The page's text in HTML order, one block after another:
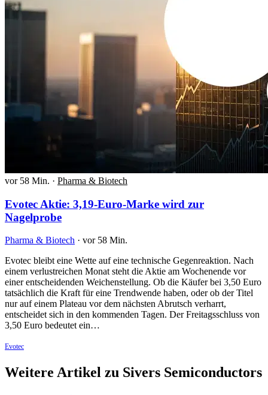
vor 58 Min. · Pharma & Biotech
Evotec Aktie: 3,19-Euro-Marke wird zur
Nagelprobe
Pharma & Biotech · vor 58 Min.
Evotec bleibt eine Wette auf eine technische Gegenreaktion. Nach
einem verlustreichen Monat steht die Aktie am Wochenende vor
einer entscheidenden Weichenstellung. Ob die Käufer bei 3,50 Euro
tatsächlich die Kraft für eine Trendwende haben, oder ob der Titel
nur auf einem Plateau vor dem nächsten Abrutsch verharrt,
entscheidet sich in den kommenden Tagen. Der Freitagsschluss von
3,50 Euro bedeutet ein…
Evotec
Weitere Artikel zu Sivers Semiconductors